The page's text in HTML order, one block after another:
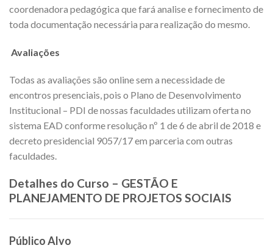
coordenadora pedagógica que fará analise e fornecimento de
toda documentação necessária para realização do mesmo.
Avaliações
Todas as avaliações são online sem a necessidade de
encontros presenciais, pois o Plano de Desenvolvimento
Institucional – PDI de nossas faculdades utilizam oferta no
sistema EAD conforme resolução nº 1 de 6 de abril de 2018 e
decreto presidencial 9057/17 em parceria com outras
faculdades.
Detalhes do Curso – GESTÃO E
PLANEJAMENTO DE PROJETOS SOCIAIS
Público Alvo